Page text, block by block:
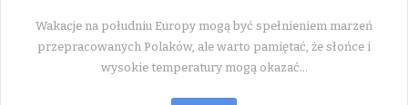
Wakacje na południu Europy mogą być spełnieniem marzeń
przepracowanych Polaków, ale warto pamiętać, że słońce i
wysokie temperatury mogą okazać…